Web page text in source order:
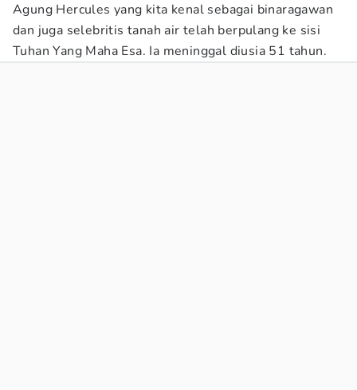
Agung Hercules yang kita kenal sebagai binaragawan
dan juga selebritis tanah air telah berpulang ke sisi
Tuhan Yang Maha Esa. Ia meninggal diusia 51 tahun.